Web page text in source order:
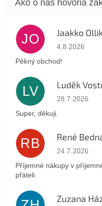
JO Jaakko
Hodnotenie
4.8.2026
Pěkný obchod!
LV Luděk
Hodnotenie
28.7.2026
Super, děkuji.
RB René
Hodnotenie
24.7.2026
Příjemné nákupy v
přáteli
Zuzana